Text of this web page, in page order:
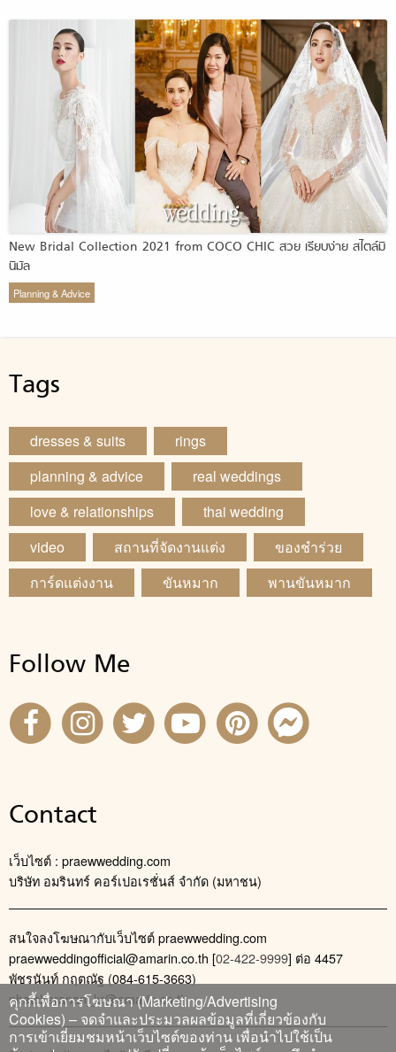
New Bridal Collection 2021 from COCO CHIC สวย เรียบง่าย สไตล์มิ
นิมัล
Planning & Advice
Tags
dresses & suits
rings
planning & advice
real weddings
love & relationships
thai wedding
video
สถานที่จัดงานแต่ง
ของชำร่วย
การ์ดแต่งงาน
ขันหมาก พานขันหมาก
Follow Me
Contact
เว็บไซต์ : praewwedding.com
บริษัท อมรินทร์ คอร์เปอเรชั่นส์ จำกัด (มหาชน)
สนใจลงโฆษณากับเว็บไซต์ praewwedding.com
praewweddingofficial@amarin.co.th [02-422-9999] ต่อ 4457
พัชรนันท์ กฤตณัฐ (084-615-3663)
phatcharanan_kr@amarin.co.th
คุกกี้เพื่อการโฆษณา (Marketing/Advertising
Cookies) – จดจำและประมวลผลข้อมูลที่เกี่ยวข้องกับ
การเข้าเยี่ยมชมหน้าเว็บไซต์ของท่าน เพื่อนำไปใช้เป็น